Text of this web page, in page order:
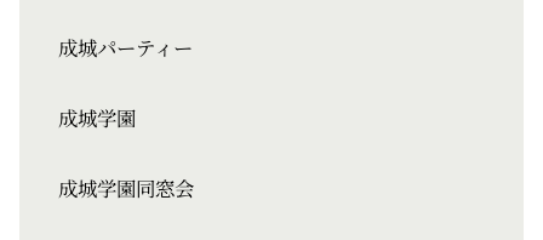
成城パーティー
成城学園
成城学園同窓会